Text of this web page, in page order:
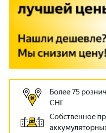
Более 75
СНГ
Собственное